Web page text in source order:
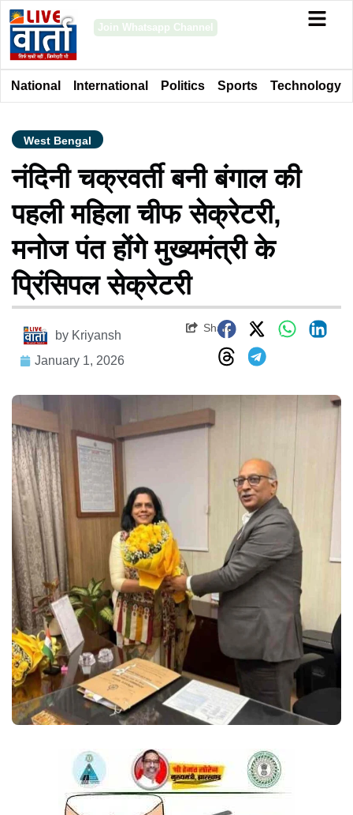
Join Whatsapp Channel
National International Politics Sports Technology
West Bengal
नंदिनी चक्रवर्ती बनी बंगाल की
पहली महिला चीफ सेक्रेटरी,
मनोज पंत होंगे मुख्यमंत्री के
प्रिंसिपल सेक्रेटरी
by Kriyansh
January 1, 2026
Share